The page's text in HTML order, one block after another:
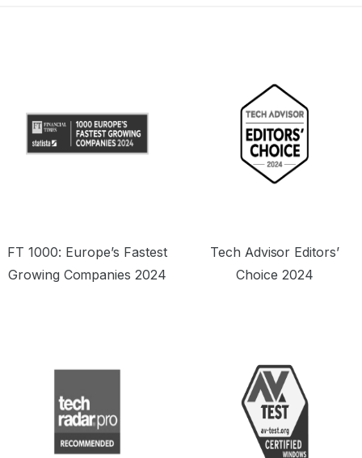
FT 1000: Europe’s Fastest
Growing Companies 2024
Tech Advisor Editors’
Choice 2024